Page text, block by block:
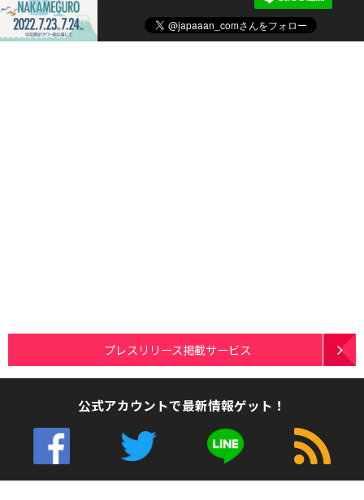
プレスリリース掲載サービス
公式アカウントで最新情報ゲット！